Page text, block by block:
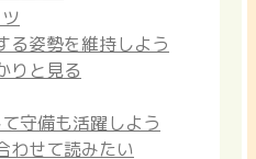
る姿勢を維持しよう
りと見る
守備も活躍しよう
わせて読みたい